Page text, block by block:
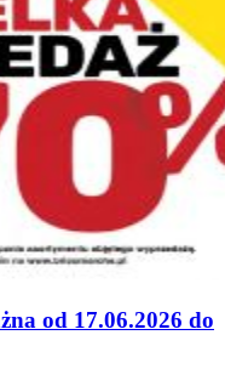
od 17.06.2026 do